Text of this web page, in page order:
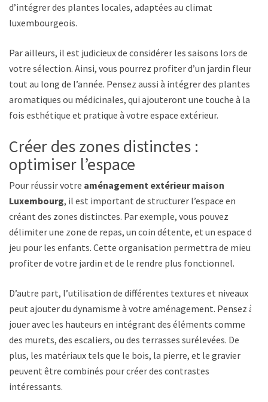
d’intégrer des plantes locales, adaptées au climat
luxembourgeois.
Par ailleurs, il est judicieux de considérer les saisons lors de
votre sélection. Ainsi, vous pourrez profiter d’un jardin fleuri
tout au long de l’année. Pensez aussi à intégrer des plantes
aromatiques ou médicinales, qui ajouteront une touche à la
fois esthétique et pratique à votre espace extérieur.
Créer des zones distinctes :
optimiser l’espace
Pour réussir votre aménagement extérieur maison
Luxembourg, il est important de structurer l’espace en
créant des zones distinctes. Par exemple, vous pouvez
délimiter une zone de repas, un coin détente, et un espace de
jeu pour les enfants. Cette organisation permettra de mieux
profiter de votre jardin et de le rendre plus fonctionnel.
D’autre part, l’utilisation de différentes textures et niveaux
peut ajouter du dynamisme à votre aménagement. Pensez à
jouer avec les hauteurs en intégrant des éléments comme
des murets, des escaliers, ou des terrasses surélevées. De
plus, les matériaux tels que le bois, la pierre, et le gravier
peuvent être combinés pour créer des contrastes
intéressants.